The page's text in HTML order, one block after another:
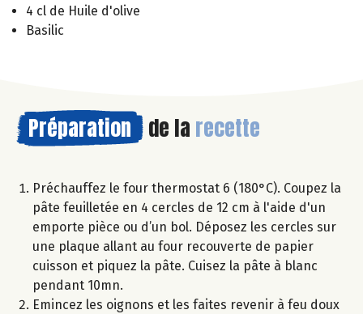
4 cl de Huile d'olive
Basilic
Préparation de la recette
Préchauffez le four thermostat 6 (180°C). Coupez la
pâte feuilletée en 4 cercles de 12 cm à l'aide d'un
emporte pièce ou d’un bol. Déposez les cercles sur
une plaque allant au four recouverte de papier
cuisson et piquez la pâte. Cuisez la pâte à blanc
pendant 10mn.
Emincez les oignons et les faites revenir à feu doux